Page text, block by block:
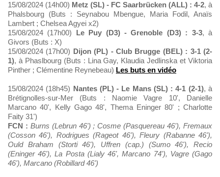
15/08/2024 (14h00) Metz (SL) - FC Saarbrücken (ALL) : 4-2, à
Phalsbourg (Buts : Seynabou Mbengue, Maria Fodil, Anaïs
Lambert ; Chelsea Agyei x2)
15/08/2024 (17h00)
Le Puy (D3) - Grenoble (D3) : 3-3, à
Givors (Buts : X)
15/08/2024 (17h00) Dijon (PL) - Club Brugge (BEL) : 3-1 (2-
1), à Phaslbourg (Buts : Lina Gay, Klaudia Jedlinska et Viktoria
Pinther ; Clémentine Reynebeau) Les buts en vidéo
15/08/2024 (18h45) Nantes (PL) - Le Mans (SL) : 4-1 (2-1), à
Brétignolles-sur-Mer (Buts : Naomie Vagre 10', Danielle
Marcano 40', Kelly Gago 48', Thema Eninger 80' ; Charlotte
Faity 31')
FCN : Burns (Lebrun 46') ; Cosme (Pasquereau 46'), Fremaux
(Cosson 46'), Rodrigues (Rageot 46'), Fleury (Rabanne 46'),
Ould Braham (Storti 46'), Uffren (cap.) (Sumo 46'), Recio
(Eninger 46'), La Posta (Lialy 46', Marcano 74'), Vagre (Gago
46'), Marcano (Robillard 46')